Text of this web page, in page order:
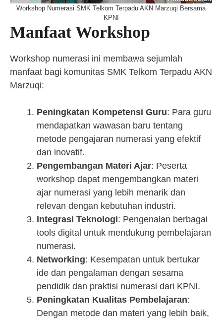
Workshop Numerasi SMK Telkom Terpadu AKN Marzuqi Bersama
KPNI
Manfaat Workshop
Workshop numerasi ini membawa sejumlah
manfaat bagi komunitas SMK Telkom Terpadu AKN
Marzuqi:
Peningkatan Kompetensi Guru: Para guru
mendapatkan wawasan baru tentang
metode pengajaran numerasi yang efektif
dan inovatif.
Pengembangan Materi Ajar: Peserta
workshop dapat mengembangkan materi
ajar numerasi yang lebih menarik dan
relevan dengan kebutuhan industri.
Integrasi Teknologi: Pengenalan berbagai
tools digital untuk mendukung pembelajaran
numerasi.
Networking: Kesempatan untuk bertukar
ide dan pengalaman dengan sesama
pendidik dan praktisi numerasi dari KPNI.
Peningkatan Kualitas Pembelajaran:
Dengan metode dan materi yang lebih baik,